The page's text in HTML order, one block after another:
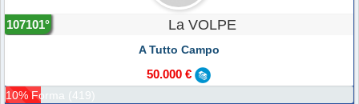
La VOLPE
107101°
A Tutto Campo
50.000 €
10% Forma (419)